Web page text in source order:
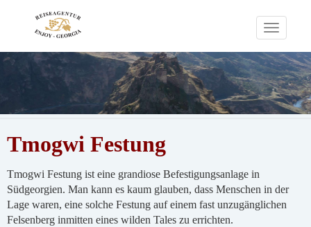
Toggle
Tmogwi Festung
Tmogwi Festung ist eine grandiose Befestigungsanlage in
Südgeorgien. Man kann es kaum glauben, dass Menschen in der
Lage waren, eine solche Festung auf einem fast unzugänglichen
Felsenberg inmitten eines wilden Tales zu errichten.